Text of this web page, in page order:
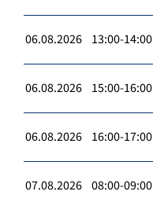
06.08.2026 13:00-14:00
06.08.2026 15:00-16:00
06.08.2026 16:00-17:00
07.08.2026 08:00-09:00